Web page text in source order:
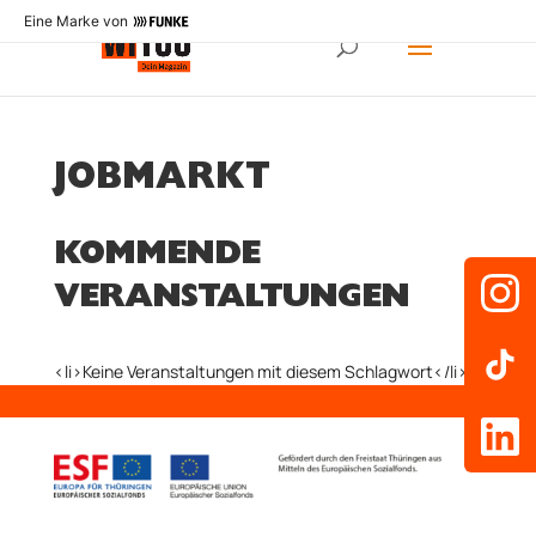
Eine Marke von
JOBMARKT
KOMMENDE
VERANSTALTUNGEN
<li>Keine Veranstaltungen mit diesem Schlagwort</li>